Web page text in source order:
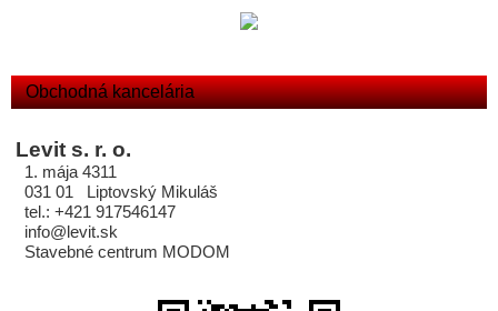
Obchodná kancelária
Levit s. r. o.
1. mája 4311
031 01 Liptovský Mikuláš
tel.: +421 917546147
info@levit.sk
Stavebné centrum MODOM